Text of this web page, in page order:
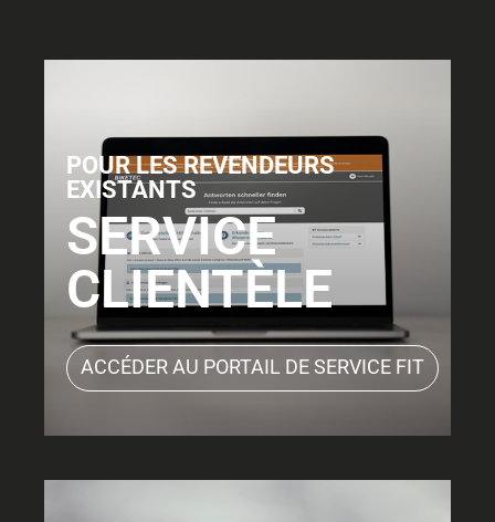
POUR LES REVENDEURS
EXISTANTS
SERVICE
CLIENTÈLE
ACCÉDER AU PORTAIL DE SERVICE FIT